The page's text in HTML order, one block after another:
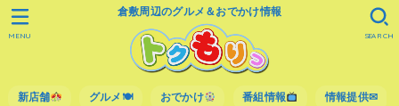
倉敷周辺のグルメ＆おでかけ情報
新店舗 グルメ🍽 おでかけ 番組情報 情報提供✉
SEARCH
MENU